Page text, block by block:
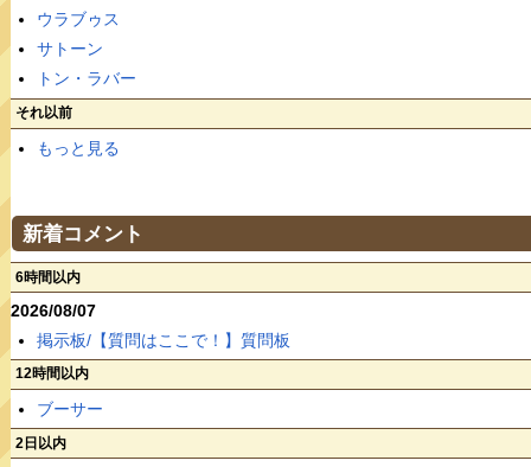
ウラブゥス
サトーン
トン・ラバー
それ以前
もっと見る
新着コメント
6時間以内
2026/08/07
掲示板/【質問はここで！】質問板
12時間以内
ブーサー
2日以内